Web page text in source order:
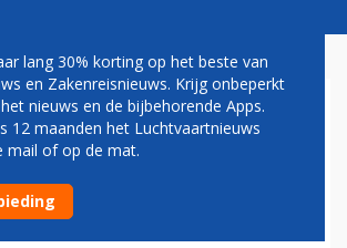
PRESENTEERT
ABJ FUSION
lang 30% korting op het beste van
en Zakenreisnieuws. Krijg onbeperkt
nieuws en de bijbehorende Apps.
12 maanden het Luchtvaartnieuws
mail of op de mat.